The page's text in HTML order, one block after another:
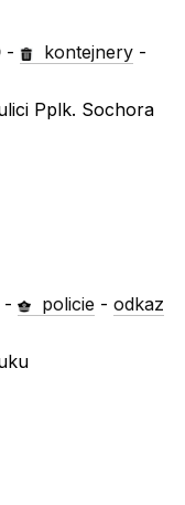
- kontejnery -
Pplk. Sochora
- policie -odkaz